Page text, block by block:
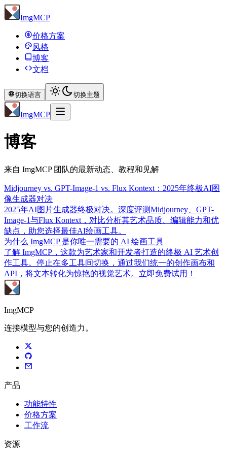
ImgMCP
价格方案
风格
博客
文档
切换语言 切换主题
ImgMCP
博客
来自 ImgMCP 团队的最新动态、教程和见解
Midjourney vs. GPT-Image-1 vs. Flux Kontext：2025年终极AI图
像生成器对决
2025年AI图片生成器终极对决。深度评测Midjourney、GPT-
Image-1与Flux Kontext，对比分析其艺术品质、编辑能力和优
缺点，助您选择最佳AI绘画工具。
为什么 ImgMCP 是你唯一需要的 AI 绘画工具
了解 ImgMCP，这款为艺术家和开发者打造的终极 AI 艺术创
作工具。停止在多工具间切换，通过我们统一的创作画布和
API，将文本转化为惊艳的视觉艺术。立即免费试用！
ImgMCP
连接模型与您的创造力。
产品
功能特性
价格方案
工作流
资源